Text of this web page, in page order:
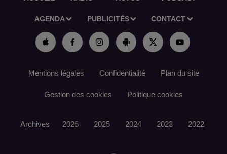
AGENDA PUBLICITÉS CONTACT
Mentions légales Confidentialité Plan du site
Gestion des cookies Politique cookies
Archives 2026 2025 2024 2023 2022